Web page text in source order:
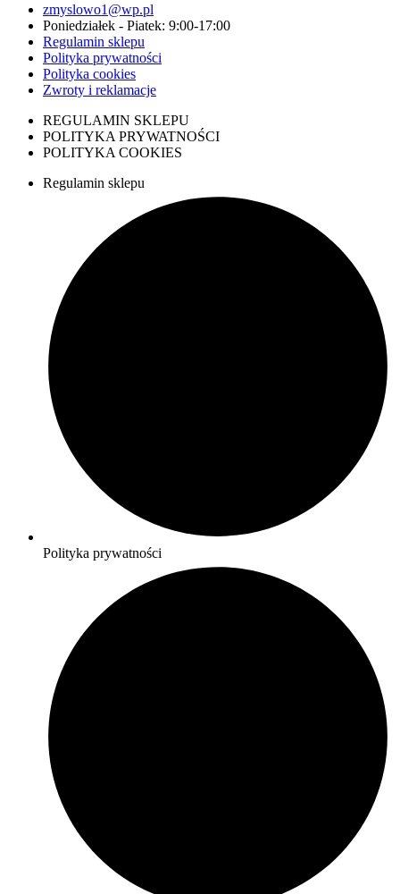
zmyslowo1@wp.pl
Poniedziałek - Piatek: 9:00-17:00
Regulamin sklepu
Polityka prywatności
Polityka cookies
Zwroty i reklamacje
REGULAMIN SKLEPU
POLITYKA PRYWATNOŚCI
POLITYKA COOKIES
Regulamin sklepu
Polityka prywatności